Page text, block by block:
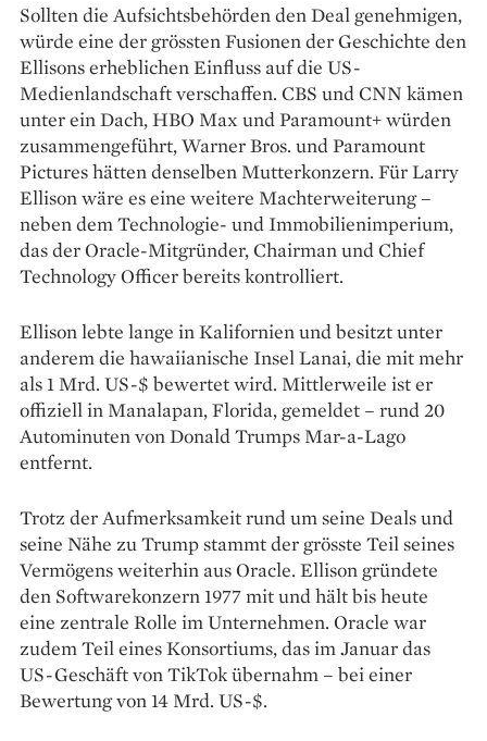
Sollten die Aufsichtsbehörden den Deal genehmigen,
würde eine der grössten Fusionen der Geschichte den
Ellisons erheblichen Einfluss auf die US-
Medienlandschaft verschaffen. CBS und CNN kämen
unter ein Dach, HBO Max und Paramount+ würden
zusammengeführt, Warner Bros. und Paramount
Pictures hätten denselben Mutterkonzern. Für Larry
Ellison wäre es eine weitere Machterweiterung –
neben dem Technologie- und Immobilienimperium,
das der Oracle-Mitgründer, Chairman und Chief
Technology Officer bereits kontrolliert.
Ellison lebte lange in Kalifornien und besitzt unter
anderem die hawaiianische Insel Lanai, die mit mehr
als 1 Mrd. US-$ bewertet wird. Mittlerweile ist er
offiziell in Manalapan, Florida, gemeldet – rund 20
Autominuten von Donald Trumps Mar-a-Lago
entfernt.
Trotz der Aufmerksamkeit rund um seine Deals und
seine Nähe zu Trump stammt der grösste Teil seines
Vermögens weiterhin aus Oracle. Ellison gründete
den Softwarekonzern 1977 mit und hält bis heute
eine zentrale Rolle im Unternehmen. Oracle war
zudem Teil eines Konsortiums, das im Januar das
US-Geschäft von TikTok übernahm – bei einer
Bewertung von 14 Mrd. US-$.